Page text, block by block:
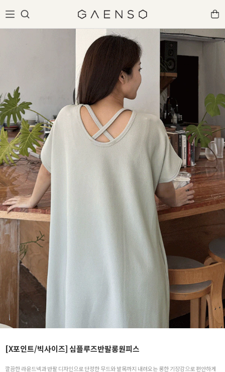
[X포인트/빅사이즈] 심플루즈반팔롱원피스
깔끔한 라운드넥과 반팔 디자인으로 단정한 무드와 발목까지 내려오는 롱한 기장감으로 편안하게